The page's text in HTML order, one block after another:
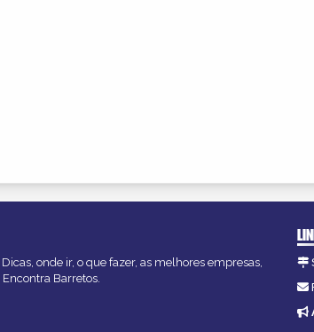
onde ir, o que fazer, as melhores empresas,
Barretos.